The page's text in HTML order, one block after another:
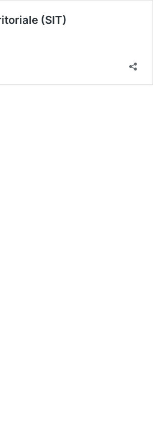
(SIT)